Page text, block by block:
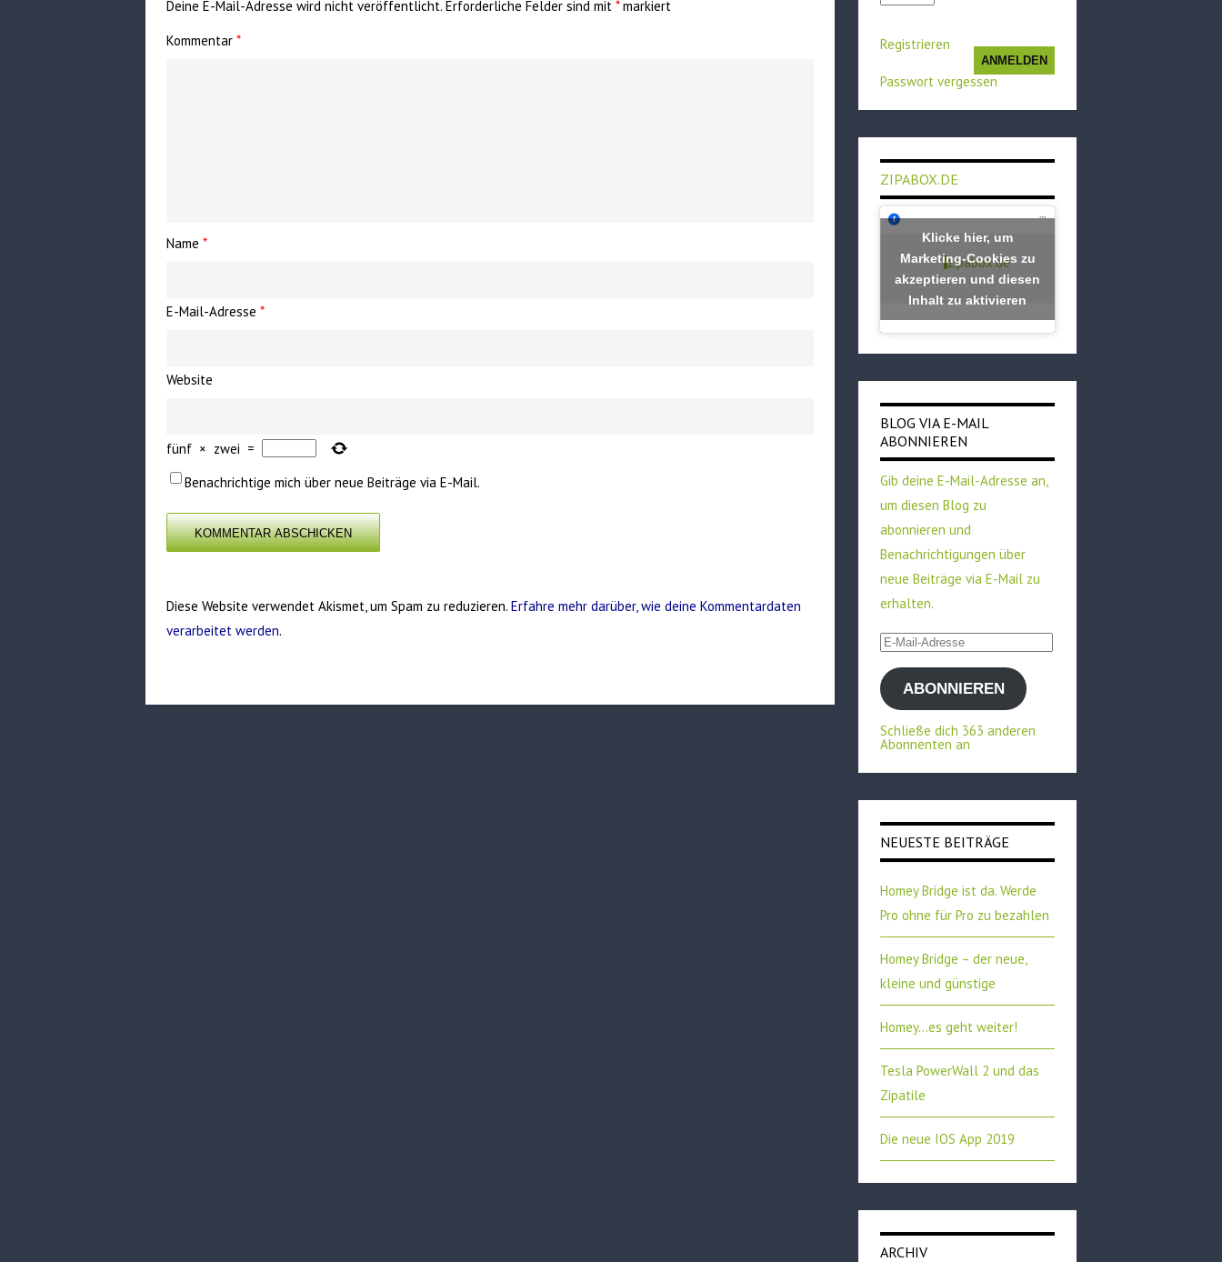
Deine E-Mail-Adresse wird nicht veröffentlicht. Erforderliche Felder sind mit *markiert
Kommentar *
Name *
E-Mail-Adresse *
Website
fünf × zwei =
Benachrichtige mich über neue Beiträge via E-Mail.
Diese Website verwendet Akismet, um Spam zu reduzieren. Erfahre mehr darüber, wie deine Kommentardaten
verarbeitet werden.
ANMELDEN
Registrieren
Passwort vergessen
ZIPABOX.DE
zipabox.de
Klicke hier, um
Marketing-Cookies zu
akzeptieren und diesen
Inhalt zu aktivieren
BLOG VIA E-MAIL
ABONNIEREN
Gib deine E-Mail-Adresse an,
um diesen Blog zu
abonnieren und
Benachrichtigungen über
neue Beiträge via E-Mail zu
erhalten.
E-
Mail-
AdresseABONNIEREN
Schließe dich 363 anderen
Abonnenten an
NEUESTE BEITRÄGE
Homey Bridge ist da. Werde
Pro ohne für Pro zu bezahlen
Homey Bridge – der neue,
kleine und günstige
Homey…es geht weiter!
Tesla PowerWall 2 und das
Zipatile
Die neue IOS App 2019
ARCHIV